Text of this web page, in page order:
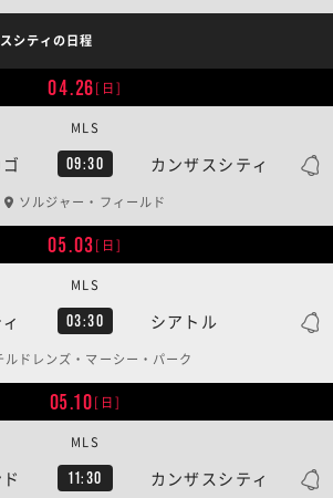
シティの日程
04.26[日]
09:30 カンザスシティ
MLS
ソルジャー・フィールド
05.03[日]
03:30 シアトル
MLS
ルドレンズ・マーシー・パーク
05.10[日]
11:30 カンザスシティ
MLS